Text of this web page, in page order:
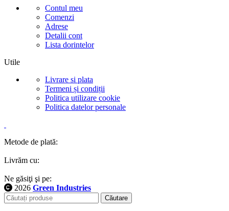
Contul meu
Comenzi
Adrese
Detalii cont
Lista dorintelor
Utile
Livrare si plata
Termeni și condiții
Politica utilizare cookie
Politica datelor personale
Metode de plată:
Livrăm cu:
Ne găsiţi şi pe:
2026 Green Industries
Căutare